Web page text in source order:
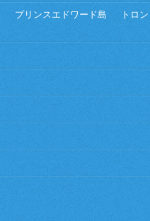
プリンスエドワード島
トロン